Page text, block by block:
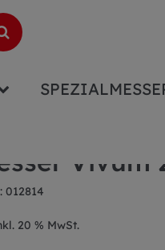
Vivum
012814
20 % MwSt.